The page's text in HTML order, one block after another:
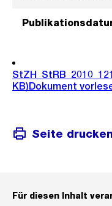
KB)Dokument
Seite drucken
Für diesen Inhalt